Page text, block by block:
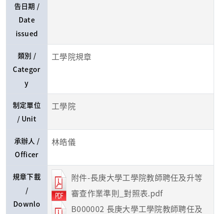
告日期 /
Date
issued
類別 /
Categor
y
工學院規章
制定單位
/ Unit
工學院
承辦人 /
Officer
林皓儀
規章下載
/
Downlo
附件-長庚大學工學院教師聘任及升等
審查作業準則_對照表.pdf
B000002 長庚大學工學院教師聘任及